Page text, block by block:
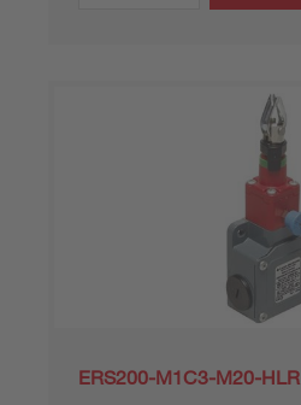
ERS200-M1C3-M20-HLR